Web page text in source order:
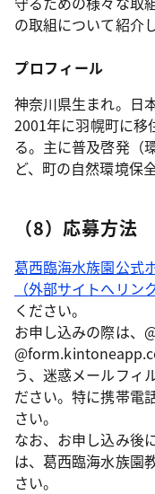
の取組について紹介し
プロフィール
神奈川県生まれ。日
2001年に羽幌町に移
る。主に普及啓発（
ど、町の自然環境保
（8）応募方法
葛西臨海水族園公式
（外部サイトへリンク
ください。
お申し込みの際は
う、迷惑メールフィ
ださい。特に携帯電
さい。
なお、お申し込み後
は、葛西臨海水族園
さい。